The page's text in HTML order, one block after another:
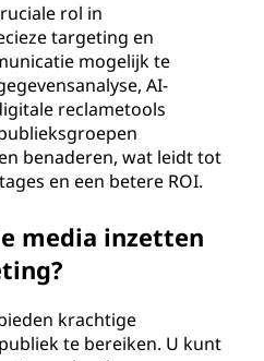
rol in
targeting en
mogelijk te
AI-
reclametools
benaderen, wat leidt tot
en een betere ROI.
media inzetten
krachtige
te bereiken. U kunt